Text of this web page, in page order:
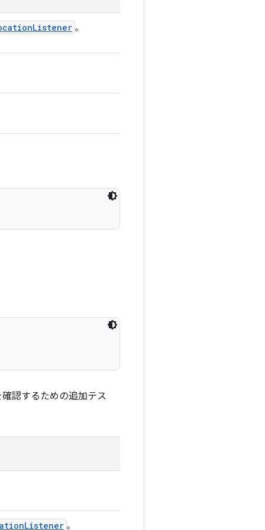
Listener 。
認するための追加テス
Listener 。